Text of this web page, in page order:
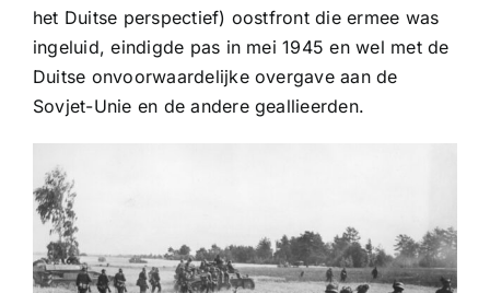
het Duitse perspectief) oostfront die ermee was
ingeluid, eindigde pas in mei 1945 en wel met de
Duitse onvoorwaardelijke overgave aan de
Sovjet-Unie en de andere geallieerden.